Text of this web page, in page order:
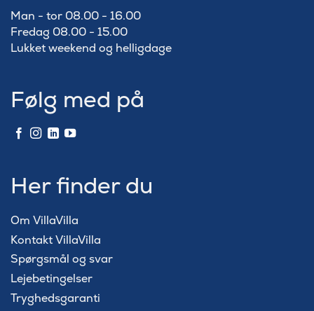
Man - tor 08.00 - 16.00
Fredag 08.00 - 15.00
Lukket weekend og helligdage
Følg med på
Her finder du
Om VillaVilla
Kontakt VillaVilla
Spørgsmål og svar
Lejebetingelser
Tryghedsgaranti